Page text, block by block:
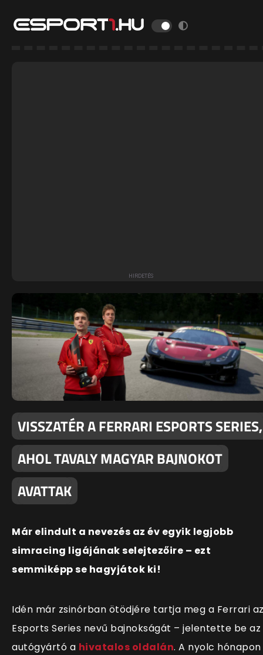
VISSZATÉR A FERRARI ESPORTS SERIES,
AHOL TAVALY MAGYAR BAJNOKOT
AVATTAK
Már elindult a nevezés az év egyik legjobb
simracing ligájának selejtezőire – ezt
semmiképp se hagyjátok ki!
Idén már zsinórban ötödjére tartja meg a Ferrari
Esports Series nevű bajnokságát – jelentette be az
autógyártó a hivatalos oldalán. A nyolc hónapon